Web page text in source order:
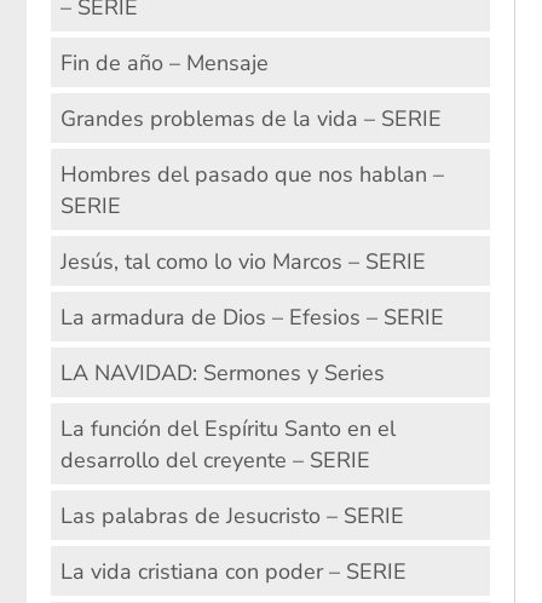
– SERIE
Fin de año – Mensaje
Grandes problemas de la vida – SERIE
Hombres del pasado que nos hablan –
SERIE
Jesús, tal como lo vio Marcos – SERIE
La armadura de Dios – Efesios – SERIE
LA NAVIDAD: Sermones y Series
La función del Espíritu Santo en el
desarrollo del creyente – SERIE
Las palabras de Jesucristo – SERIE
La vida cristiana con poder – SERIE